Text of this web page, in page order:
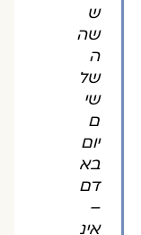
ש
שה
ה
של
שי
ם
יום
בא
דם
–
אינ